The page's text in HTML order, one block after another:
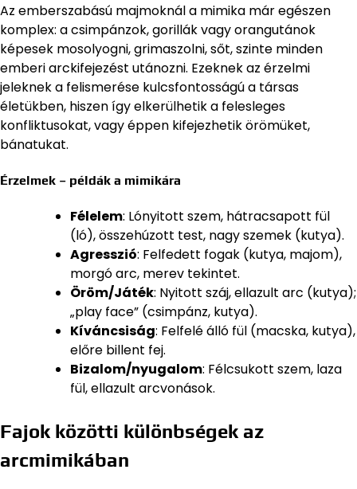
Az emberszabású majmoknál a mimika már egészen
komplex: a csimpánzok, gorillák vagy orangutánok
képesek mosolyogni, grimaszolni, sőt, szinte minden
emberi arckifejezést utánozni. Ezeknek az érzelmi
jeleknek a felismerése kulcsfontosságú a társas
életükben, hiszen így elkerülhetik a felesleges
konfliktusokat, vagy éppen kifejezhetik örömüket,
bánatukat.
Érzelmek – példák a mimikára
Félelem: Lónyitott szem, hátracsapott fül
(ló), összehúzott test, nagy szemek (kutya).
Agresszió: Felfedett fogak (kutya, majom),
morgó arc, merev tekintet.
Öröm/Játék: Nyitott száj, ellazult arc (kutya);
„play face” (csimpánz, kutya).
Kíváncsiság: Felfelé álló fül (macska, kutya),
előre billent fej.
Bizalom/nyugalom: Félcsukott szem, laza
fül, ellazult arcvonások.
Fajok közötti különbségek az
arcmimikában